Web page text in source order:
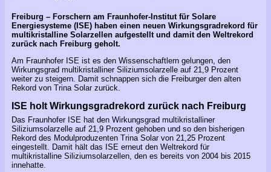
Freiburg – Forschern am Fraunhofer-Institut für Solare
Energiesysteme (ISE) haben einen neuen Wirkungsgradrekord für
multikristalline Solarzellen aufgestellt und damit den Weltrekord
zurück nach Freiburg geholt.
Am Fraunhofer ISE ist es den Wissenschaftlern gelungen, den
Wirkungsgrad multikristalliner Siliziumsolarzelle auf 21,9 Prozent
weiter zu steigern. Damit schnappen sich die Freiburger den alten
Rekord von Trina Solar zurück.
ISE holt Wirkungsgradrekord zurück nach Freiburg
Das Fraunhofer ISE hat den Wirkungsgrad multikristalliner
Siliziumsolarzelle auf 21,9 Prozent gehoben und so den bisherigen
Rekord des Modulproduzenten Trina Solar von 21,25 Prozent
eingestellt. Damit hält das ISE erneut den Weltrekord für
multikristalline Siliziumsolarzellen, den es bereits von 2004 bis 2015
innehatte.